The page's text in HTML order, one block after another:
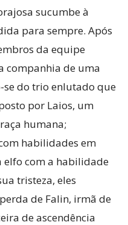
sucumbe à
para sempre. Após
da equipe
companhia de uma
do trio enlutado que
por Laios, um
humana;
habilidades em
elfo com a habilidade
tristeza, eles
de Falin, irmã de
de ascendência